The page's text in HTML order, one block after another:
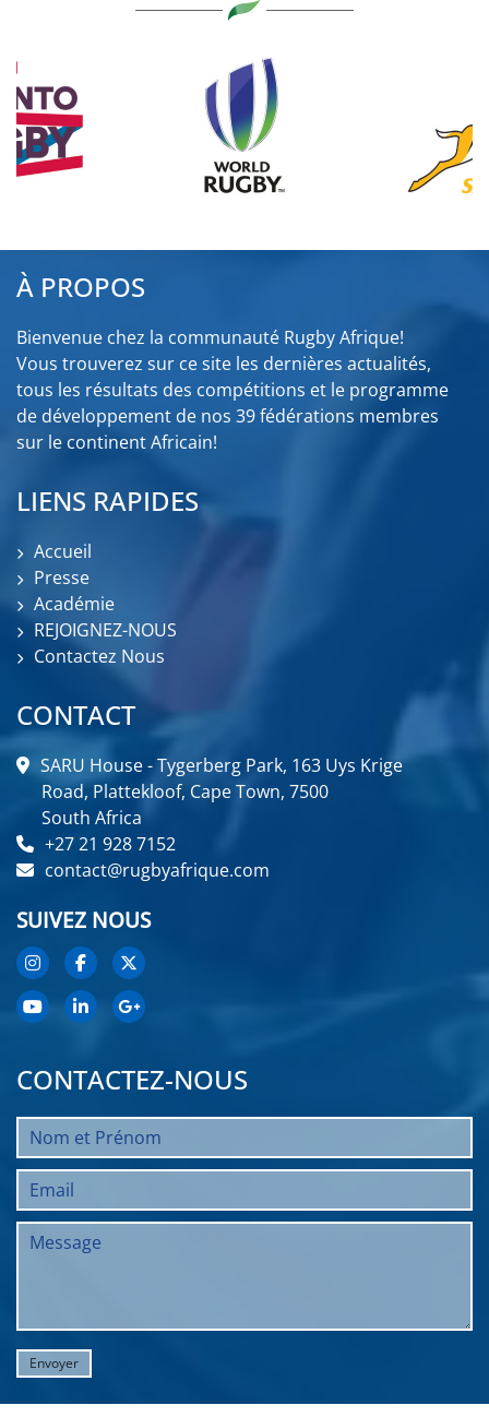
À PROPOS
Bienvenue chez la communauté Rugby Afrique!
Vous trouverez sur ce site les dernières actualités,
tous les résultats des compétitions et le programme
de développement de nos 39 fédérations membres
sur le continent Africain!
LIENS RAPIDES
Accueil
Presse
Académie
REJOIGNEZ-NOUS
Contactez Nous
CONTACT
SARU House - Tygerberg Park, 163 Uys Krige
Road, Plattekloof, Cape Town, 7500
South Africa
+27 21 928 7152
contact@rugbyafrique.com
SUIVEZ NOUS
CONTACTEZ-NOUS